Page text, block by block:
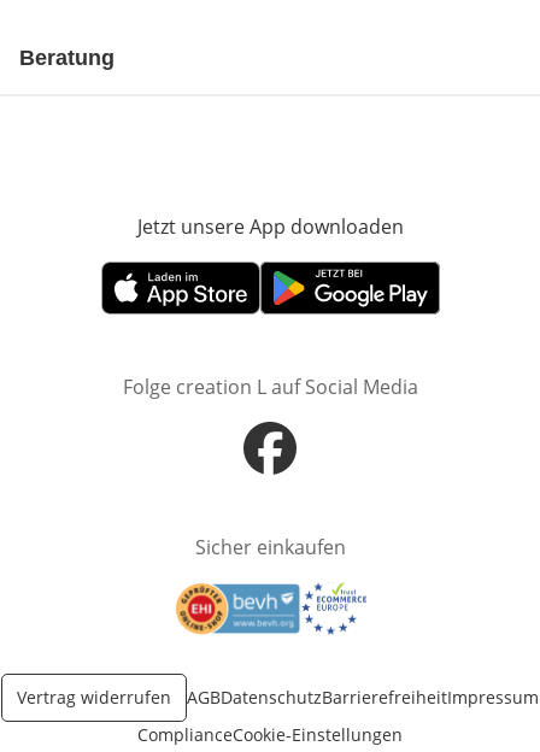
Beratung
Jetzt unsere App downloaden
Öffnet in neuem FensterÖffnet in neuem Fenster
Folge creation L auf Social Media
Öffnet in neuem Fenster
Sicher einkaufen
Öffnet in neuem FensterÖffnet in neuem Fenster
Vertrag widerrufen AGBDatenschutzBarrierefreiheitImpressum
ComplianceCookie-Einstellungen